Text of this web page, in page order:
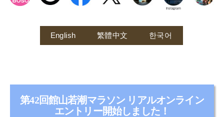
Instagram
English 繁體中文 한국어
テ
ゴ
第42回館山若潮マラソン リアルオンライン
エントリー開始しました！